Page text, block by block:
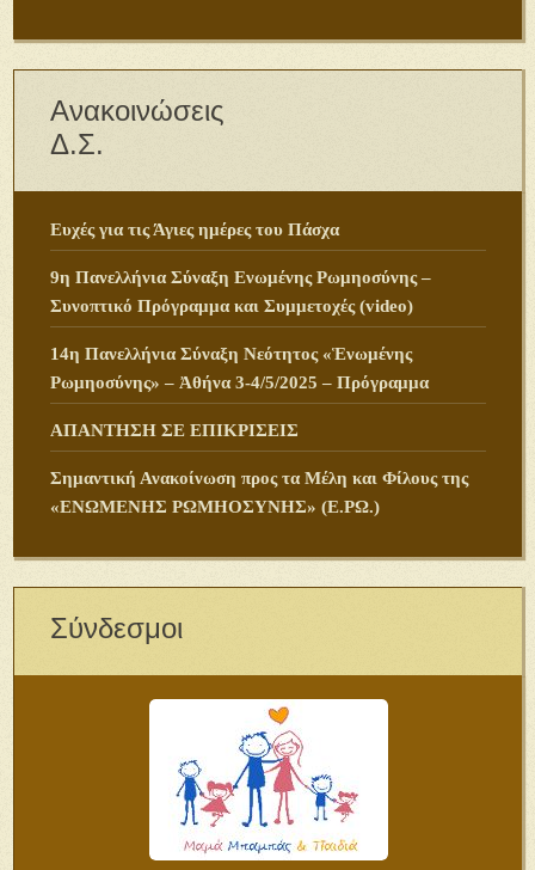
Ανακοινώσεις
Δ.Σ.
Ευχές για τις Άγιες ημέρες του Πάσχα
9η Πανελλήνια Σύναξη Ενωμένης Ρωμηοσύνης –
Συνοπτικό Πρόγραμμα και Συμμετοχές (video)
14η Πανελλήνια Σύναξη Νεότητος «Ἑνωμένης
Ρωμηοσύνης» – Ἀθήνα 3-4/5/2025 – Πρόγραμμα
ΑΠΑΝΤΗΣΗ ΣΕ ΕΠΙΚΡΙΣΕΙΣ
Σημαντική Ανακοίνωση προς τα Μέλη και Φίλους της
«ΕΝΩΜΕΝΗΣ ΡΩΜΗΟΣΥΝΗΣ» (Ε.ΡΩ.)
Σύνδεσμοι